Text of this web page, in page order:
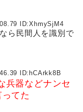
ID:XhmySjM4
ら民間人を識別で
ID: hCArkk8B
兵器などナンセ
てた